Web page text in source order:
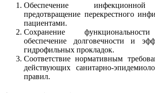
Обеспечение инфекционной
предотвращение перекрестного
пациентами.
Сохранение
обеспечение долговечности и
гидрофильных прокладок.
Соответствие нормативным
действующих санитарно-
правил.